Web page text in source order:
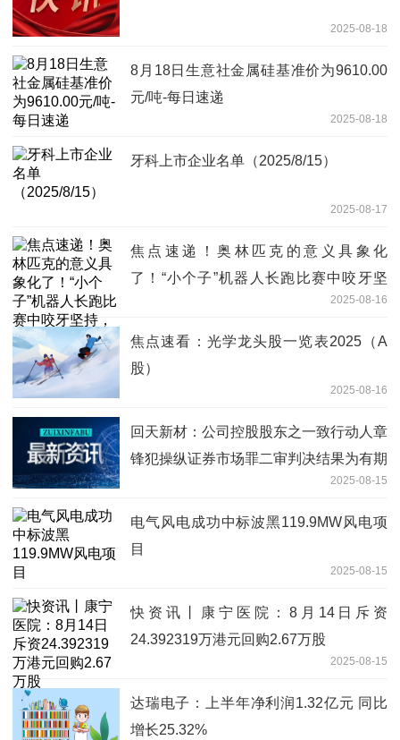
2025-08-18
8月18日生意社金属硅基准价为9610.00
元/吨-每日速递
2025-08-18
牙科上市企业名单（2025/8/15）
2025-08-17
焦点速递！奥林匹克的意义具象化
了！“小个子”机器人长跑比赛中咬牙坚
2025-08-16
焦点速看：光学龙头股一览表2025（A
股）
2025-08-16
回天新材：公司控股股东之一致行动人章
锋犯操纵证券市场罪二审判决结果为有期
徒刑七年九个月 并处罚金1.5亿元 每日短
讯
2025-08-15
电气风电成功中标波黑119.9MW风电项
目
2025-08-15
快资讯丨康宁医院：8月14日斥资
24.392319万港元回购2.67万股
2025-08-15
达瑞电子：上半年净利润1.32亿元 同比
增长25.32%